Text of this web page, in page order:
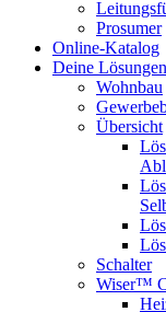
Prosumer
Online-Katalog
Deine Lösungen
Wohnbau
Übersicht
Schalter
Wiser™